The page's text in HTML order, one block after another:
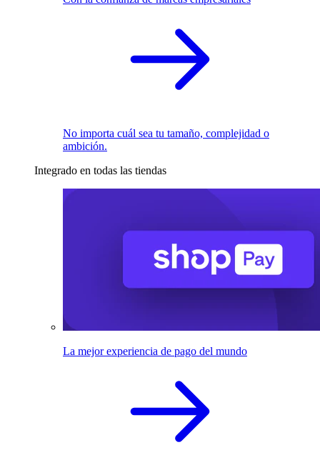
No importa cuál sea tu tamaño, complejidad o
ambición.
Integrado en todas las tiendas
La mejor experiencia de pago del mundo